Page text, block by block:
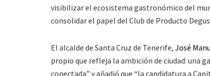
visibilizar el ecosistema gastronómico del
consolidar el papel del Club de Producto
El alcalde de Santa Cruz de Tenerife, José
propio que refleja la ambición de ciudad: una
conectada” y añadió que “la candidatura a